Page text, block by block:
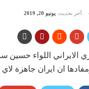
آخر تحديث يونيو 20, 2019
الايراني اللواء
ان ايران جاهزة